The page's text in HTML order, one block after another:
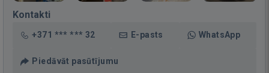
Kontakti
+371 *** *** 32 E-pasts WhatsApp
Piedāvāt pasūtījumu